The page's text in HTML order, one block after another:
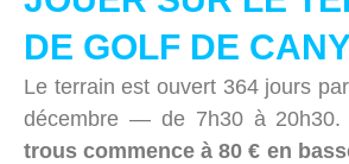
DE GOLF DE
Le terrain est ouvert 364 jours
décembre — de 7h30 à 20h30.
trous commence à 80 € en